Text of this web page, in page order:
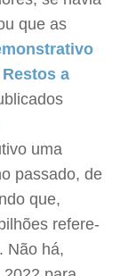
que as
a
uma
passado, de
que,
refere-
Não há,